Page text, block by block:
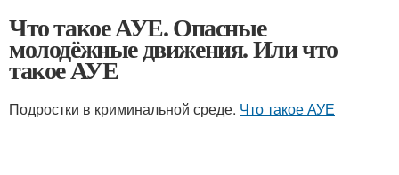
Что такое АУЕ. Опасные
молодёжные движения. Или что
такое АУЕ
Подростки в криминальной среде. Что такое АУЕ